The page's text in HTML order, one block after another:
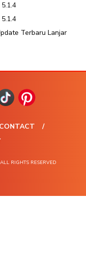
Terbaru Lanjar
CONTACT
RIGHTS RESERVED